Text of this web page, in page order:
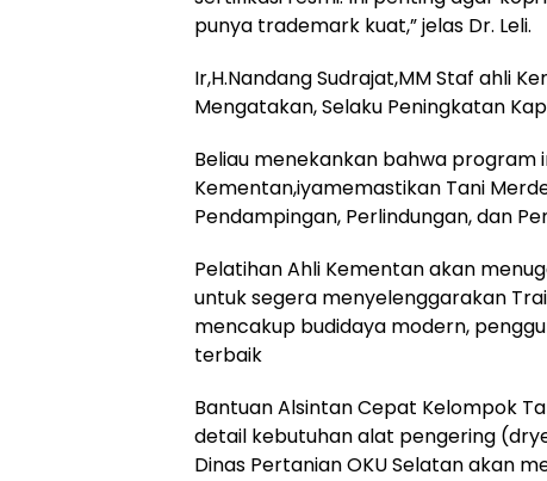
punya trademark kuat,” jelas Dr. Leli.
Ir,H.Nandang Sudrajat,MM Staf ahli
Mengatakan, Selaku Peningkatan
Beliau menekankan bahwa program
Kementan,iyamemastikan Tani
Pendampingan, Perlindungan, dan
Pelatihan Ahli Kementan akan
untuk segera menyelenggarakan
mencakup budidaya modern,
terbaik
Bantuan Alsintan Cepat Kelompok
detail kebutuhan alat pengering
Dinas Pertanian OKU Selatan akan